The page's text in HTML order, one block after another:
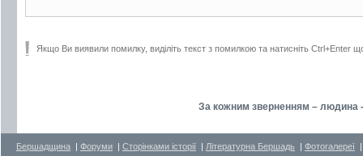
Якщо Ви виявили помилку, виділіть текст з помилкою та натисніть Ctrl+Enter
За кожним зверненням – людина
Бершадщина | Форуми | Сторінками історії | Літературна Бершадь | Фотогалереї